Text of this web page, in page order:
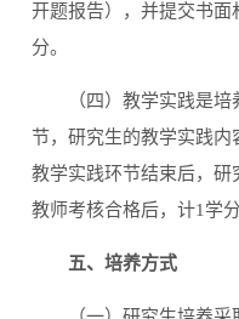
开题报告），并提交书
分。
（四）教学实践是
节，研究生的教学实践内
教学实践环节结束后，
教师考核合格后，计1学分
五、培养方式